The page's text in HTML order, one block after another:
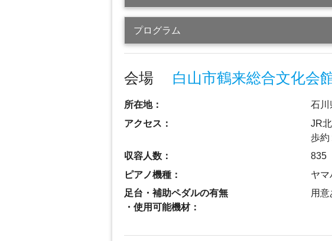
プログラム
会場 白山市鶴来総合文化会
所在地：
石川
アクセス：
JR
歩約
収容人数：
835
ピアノ機種：
ヤ
足台・補助ペダルの有無
・使用可能機材：
用